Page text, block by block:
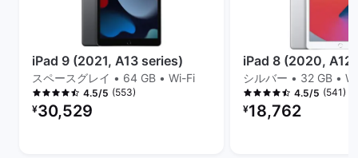
iPad 9 (2021, A13 series)
スペースグレイ • 64 GB • Wi-Fi
4.5/5 (553)
リファービッシュ品の価格：
¥30,529
iPad 8 (2020, A12
シルバー • 32 GB •
4.5/5 (541)
リファービッシュ品の
¥18,762